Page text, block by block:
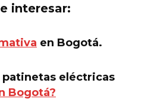
interesar:
en Bogotá.
patinetas eléctricas
Bogotá?